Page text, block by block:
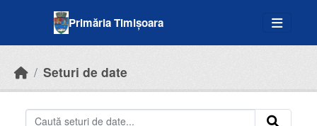
Primăria Timișoara
Seturi de date